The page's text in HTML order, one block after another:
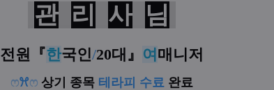
관 리 사 님
전원 『한국인/20대 』 여 매니저
ෆꕮෆ 상기 종목 테라피 수료 완료